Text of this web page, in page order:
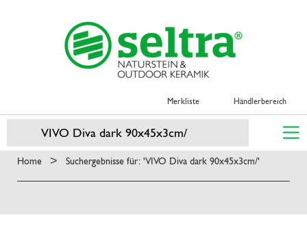
Merkliste Händlerbereich
Home > Suchergebnisse für: 'VIVO Diva dark 90x45x3cm/'